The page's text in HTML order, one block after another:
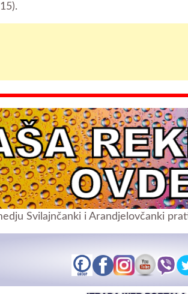
Svilajnčanki i Arandjelovčanki